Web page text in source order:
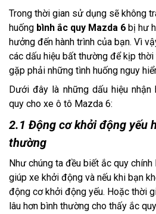
Trong thời gian sử dụng sẽ không
huống bình ắc quy Mazda 6 bị hư
hưởng đến hành trình của bạn. Vì
các dấu hiệu bất thường để kịp thời
gặp phải những tình huống nguy
Dưới đây là những dấu hiệu
quy cho xe ô tô Mazda 6:
2.1 Động cơ khởi động yếu
thường
Như chúng ta đều biết ắc quy
giúp xe khởi động và nếu khi bạn
động cơ khởi động yếu. Hoặc thời
lâu hơn bình thường cho thấy ắc